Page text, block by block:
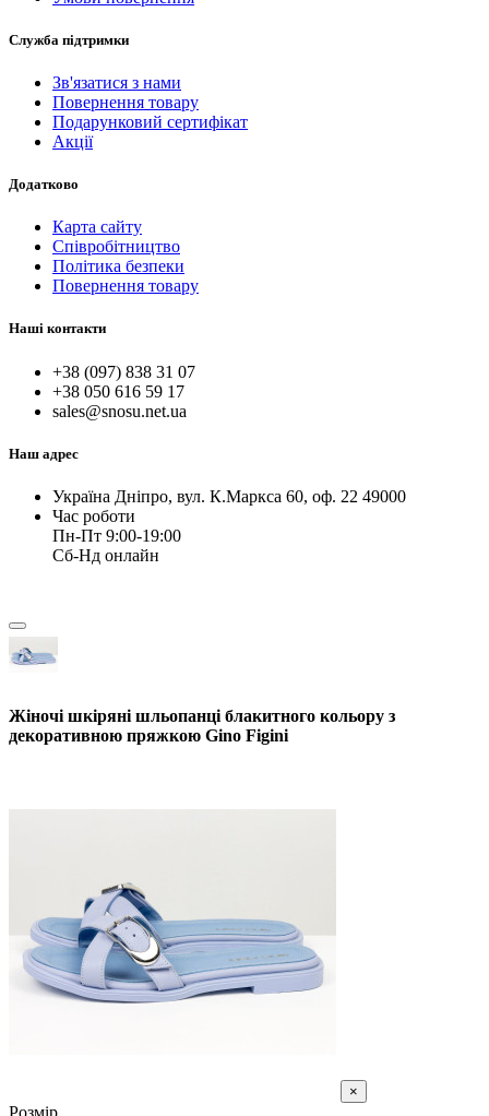
Служба підтримки
Зв'язатися з нами
Повернення товару
Подарунковий сертифікат
Акції
Додатково
Карта сайту
Співробітництво
Політика безпеки
Повернення товару
Наші контакти
+38 (097) 838 31 07
+38 050 616 59 17
sales@snosu.net.ua
Наш адрес
Україна Дніпро, вул. К.Маркса 60, оф. 22 49000
Час роботи
Пн-Пт 9:00-19:00
Сб-Нд онлайн
Жіночі шкіряні шльопанці блакитного кольору з
декоративною пряжкою Gino Figini
×